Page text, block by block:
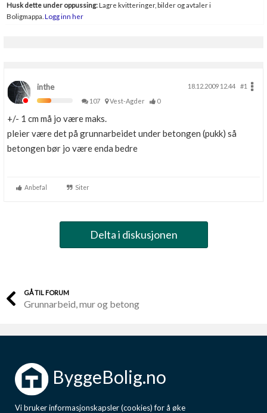
Husk dette under oppussing:Lagre kvitteringer, bilder og avtaler i
Boligmappa. Logg inn her
inthe 18.12.2009 12.44
#1
107
Vest-Agder 0
+/- 1 cm må jo være maks.
pleier være det på grunnarbeidet under betongen (pukk) så
betongen bør jo være enda bedre
Anbefal Siter
Delta i diskusjonen
GÅ TIL FORUM
Grunnarbeid, mur og betong
ByggeBolig.no
Vi bruker informasjonskapsler (cookies) for å øke